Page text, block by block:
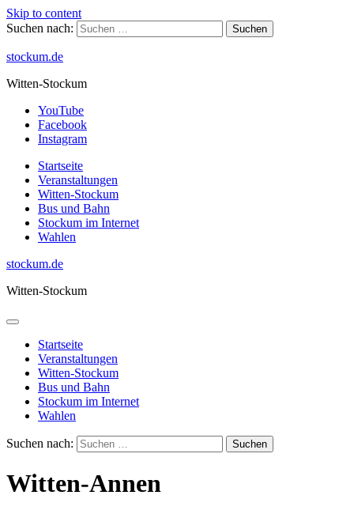
Skip to content
Suchen nach:
stockum.de
Witten-Stockum
YouTube
Facebook
Instagram
Startseite
Veranstaltungen
Witten-Stockum
Bus und Bahn
Stockum im Internet
Wahlen
stockum.de
Witten-Stockum
Startseite
Veranstaltungen
Witten-Stockum
Bus und Bahn
Stockum im Internet
Wahlen
Suchen nach:
Witten-Annen